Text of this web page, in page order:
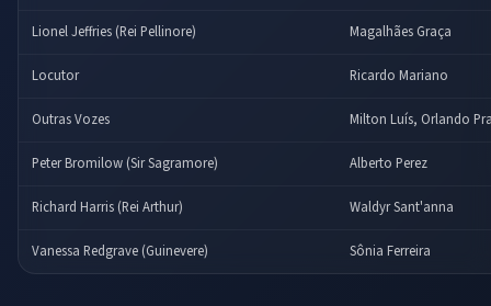
Lionel Jeffries (Rei Pellinore) Magalhães Graça
Locutor Ricardo Mariano
Outras Vozes Milton Luís, Orlando
Peter Bromilow (Sir Sagramore) Alberto Perez
Richard Harris (Rei Arthur) Waldyr Sant'anna
Vanessa Redgrave (Guinevere) Sônia Ferreira